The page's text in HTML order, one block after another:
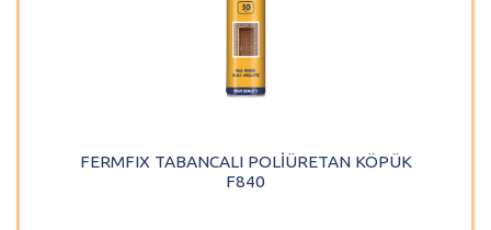
FERMFIX TABANCALI POLİÜRETAN KÖPÜK
F840